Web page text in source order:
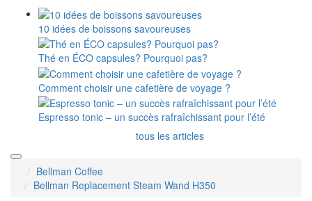
10 idées de boissons savoureuses
Thé en ÉCO capsules? Pourquoi pas?
Comment choisir une cafetière de voyage ?
Espresso tonic – un succès rafraîchissant pour l’été
tous les articles
Bellman Coffee
Bellman Replacement Steam Wand H350